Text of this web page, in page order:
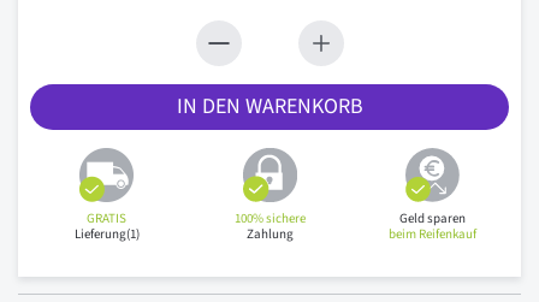
IN DEN WARENKORB
GRATIS
Lieferung(1)
100% sichere
Zahlung
Geld sparen
beim Reifenkauf